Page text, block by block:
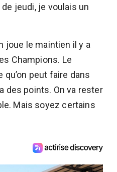
jeudi, je voulais un
joue le maintien il y a
Champions. Le
peut faire dans
des points. On va rester
Mais soyez certains